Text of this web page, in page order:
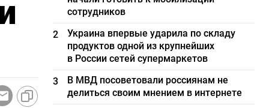
сотрудников
2
Украина впервые ударила по складу
продуктов одной из крупнейших
в России сетей супермаркетов
3
В МВД посоветовали россиянам не
делиться своим мнением в интернете